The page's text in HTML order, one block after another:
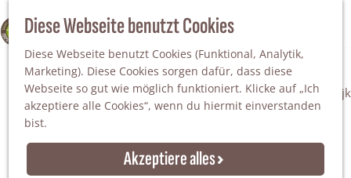
Diese Webseite benutzt Cookies
Diese Webseite benutzt Cookies (Funktional, Analytik,
Marketing). Diese Cookies sorgen dafür, dass diese
Webseite so gut wie möglich funktioniert. Klicke auf „Ich
akzeptiere alle Cookies“, wenn du hiermit einverstanden
bist.
Akzeptiere alles
100% WINTERSWIJK
S
u
c
h
e
n
M
e
n
ü
Da staunt man!
Freiheitsbäume
Natur
Naturgebiete
Nationaler Landschaftspark Winterswijk
Der Steingrube
Gärten & Parks
Übernachten